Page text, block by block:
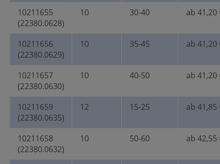
10211655
(22380.0628)
10 30-40 ab 41,20
10211656
(22380.0629)
10 35-45 ab 41,20
10211657
(22380.0630)
10 40-50 ab 41,20
10211659
(22380.0635)
12 15-25 ab 41,85
10211658
(22380.0632)
10 50-60 ab 42,55